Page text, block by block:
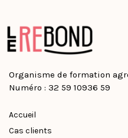
Organisme de formation
Numéro : 32 59 10936 59
Accueil
Cas clients